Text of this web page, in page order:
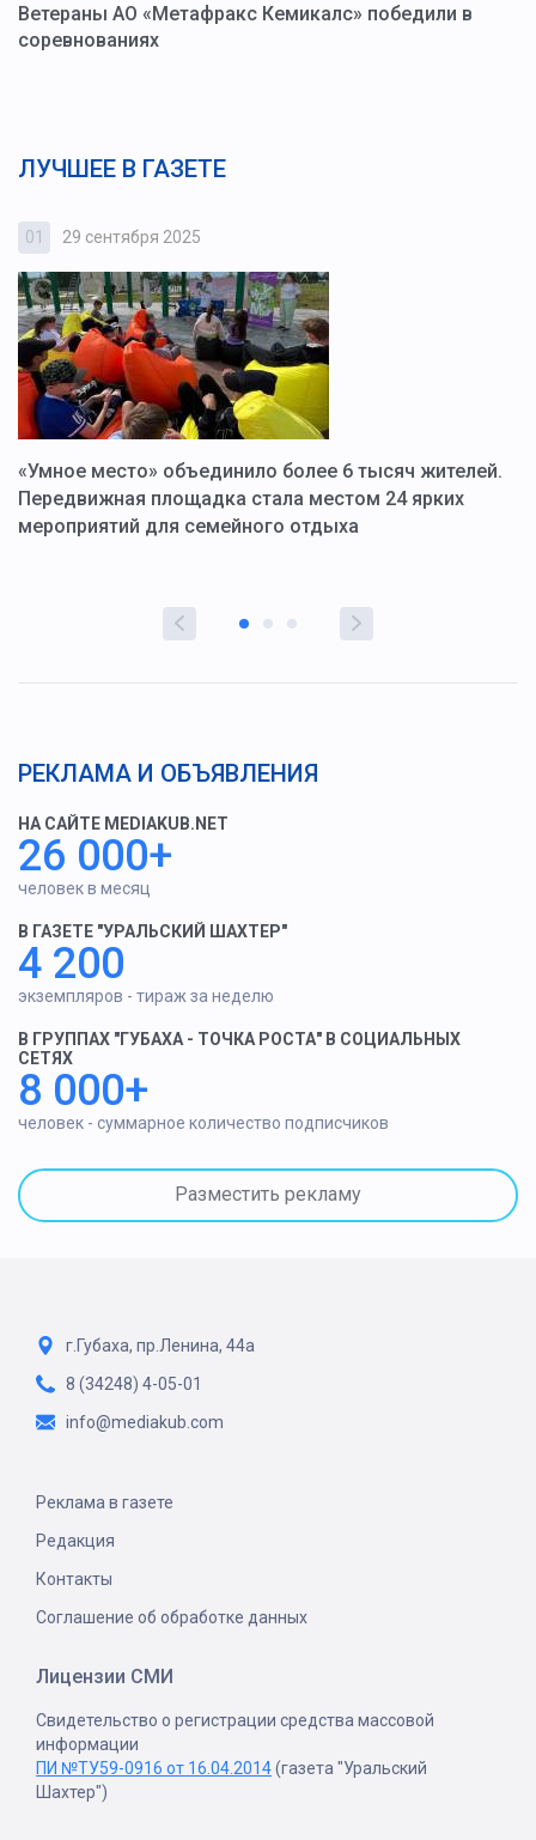
Ветераны АО «Метафракс Кемикалс» победили в
соревнованиях
ЛУЧШЕЕ В ГАЗЕТЕ
01 29 сентября 2025
«Умное место» объединило более 6 тысяч жителей.
Передвижная площадка стала местом 24 ярких
мероприятий для семейного отдыха
РЕКЛАМА И ОБЪЯВЛЕНИЯ
НА САЙТЕ MEDIAKUB.NET
26 000+
человек в месяц
В ГАЗЕТЕ "УРАЛЬСКИЙ ШАХТЕР"
4 200
экземпляров - тираж за неделю
В ГРУППАХ "ГУБАХА - ТОЧКА РОСТА" В СОЦИАЛЬНЫХ
СЕТЯХ
8 000+
человек - суммарное количество подписчиков
Разместить рекламу
г.Губаха, пр.Ленина, 44а
8 (34248) 4-05-01
info@mediakub.com
Реклама в газете
Редакция
Контакты
Соглашение об обработке данных
Лицензии СМИ
Свидетельство о регистрации средства массовой
информации
ПИ №ТУ59-0916 от 16.04.2014(газета "Уральский
Шахтер")